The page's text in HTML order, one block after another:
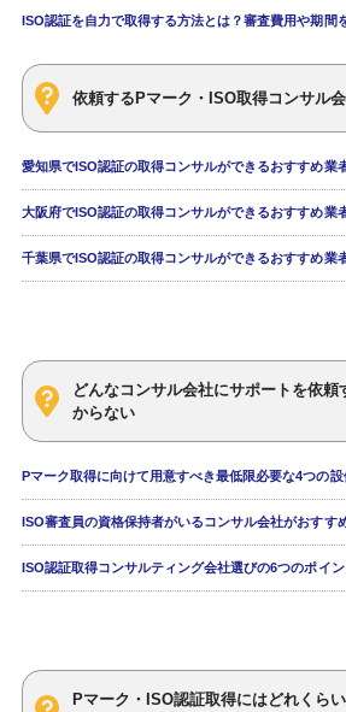
ISO認証を自力で取得する方法とは？審査費用や期間
依頼するPマーク・ISO取得コンサル
愛知県でISO認証の取得コンサルができるおすすめ業
大阪府でISO認証の取得コンサルができるおすすめ業
千葉県でISO認証の取得コンサルができるおすすめ業
どんなコンサル会社にサポートを依
からない
Pマーク取得に向けて用意すべき最低限必要な4つの設
ISO審査員の資格保持者がいるコンサル会社がおすす
ISO認証取得コンサルティング会社選びの6つのポイン
Pマーク・ISO認証取得にはどれくら